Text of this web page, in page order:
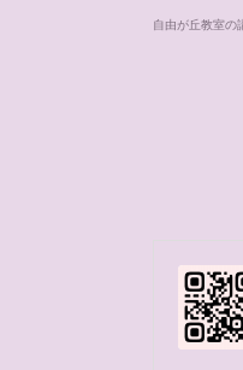
自由が丘教室の